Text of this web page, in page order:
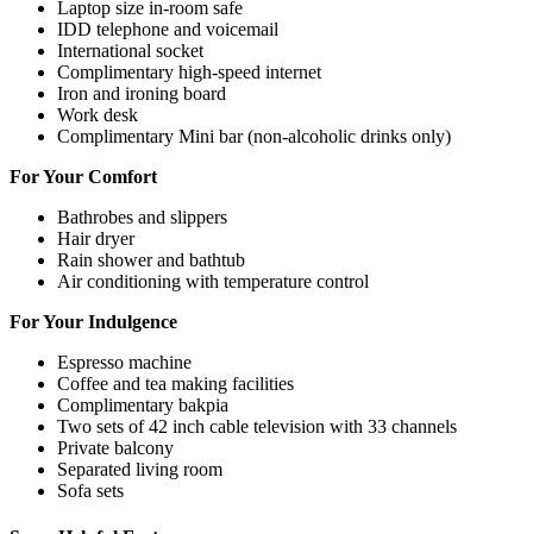
Laptop size in-room safe
IDD telephone and voicemail
International socket
Complimentary high-speed internet
Iron and ironing board
Work desk
Complimentary Mini bar (non-alcoholic drinks only)
For Your Comfort
Bathrobes and slippers
Hair dryer
Rain shower and bathtub
Air conditioning with temperature control
For Your Indulgence
Espresso machine
Coffee and tea making facilities
Complimentary bakpia
Two sets of 42 inch cable television with 33 channels
Private balcony
Separated living room
Sofa sets